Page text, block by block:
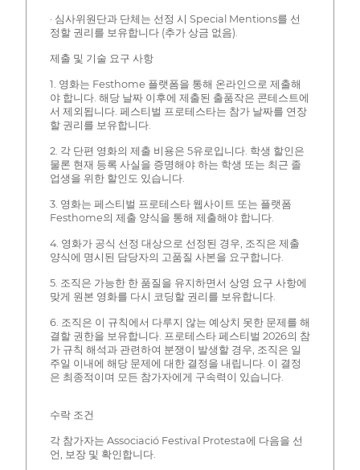
· 심사위원단과 단체는 선정 시 Special Mentions를 선
정할 권리를 보유합니다 (추가 상금 없음).
제출 및 기술 요구 사항
1. 영화는 Festhome 플랫폼을 통해 온라인으로 제출해
야 합니다. 해당 날짜 이후에 제출된 출품작은 콘테스트에
서 제외됩니다. 페스티벌 프로테스타는 참가 날짜를 연장
할 권리를 보유합니다.
2. 각 단편 영화의 제출 비용은 5유로입니다. 학생 할인은
물론 현재 등록 사실을 증명해야 하는 학생 또는 최근 졸
업생을 위한 할인도 있습니다.
3. 영화는 페스티벌 프로테스타 웹사이트 또는 플랫폼
Festhome의 제출 양식을 통해 제출해야 합니다.
4. 영화가 공식 선정 대상으로 선정된 경우, 조직은 제출
양식에 명시된 담당자의 고품질 사본을 요구합니다.
5. 조직은 가능한 한 품질을 유지하면서 상영 요구 사항에
맞게 원본 영화를 다시 코딩할 권리를 보유합니다.
6. 조직은 이 규칙에서 다루지 않는 예상치 못한 문제를 해
결할 권한을 보유합니다. 프로테스타 페스티벌 2026의 참
가 규칙 해석과 관련하여 분쟁이 발생할 경우, 조직은 일
주일 이내에 해당 문제에 대한 결정을 내립니다. 이 결정
은 최종적이며 모든 참가자에게 구속력이 있습니다.
수락 조건
각 참가자는 Associació Festival Protesta에 다음을 선
언, 보장 및 확인합니다.